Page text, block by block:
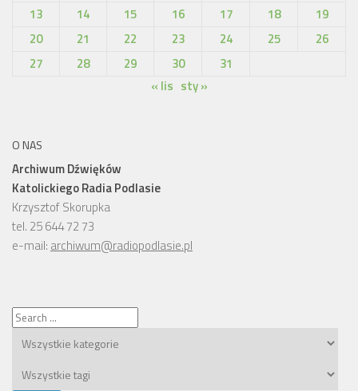
13
14 15 16 17 18
19
20
21 22 23 24 25
26
27
28 29 30
31
« lis sty »
O NAS
Archiwum Dźwięków
Katolickiego Radia Podlasie
Krzysztof Skorupka
tel. 25 644 72 73
e-mail: archiwum@radiopodlasie.pl